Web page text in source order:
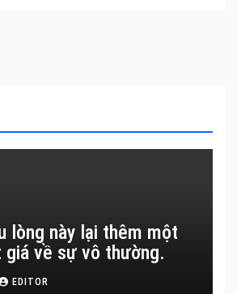
lòng này lại thêm một
giá về sự vô thường.
EDITOR